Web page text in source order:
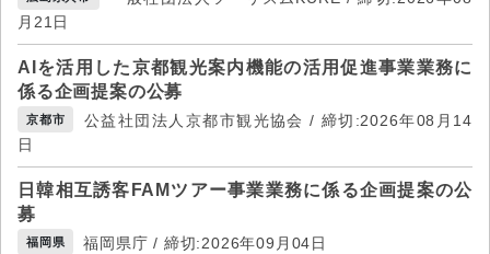
月21日
AIを活用した京都観光案内機能の活用促進事業業務に
係る企画提案の公募
京都市
公益社団法人京都市観光協会 / 締切:2026年08月14
日
日韓相互誘客FAMツアー事業業務に係る企画提案の公
募
福岡県 福岡県庁 / 締切:2026年09月04日